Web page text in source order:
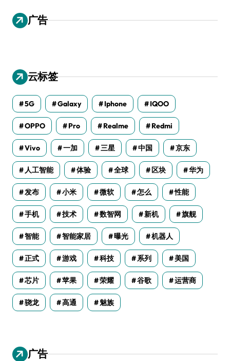
广告
云标签
5G Galaxy Iphone IQOO
OPPO Pro Realme Redmi
Vivo 一加 三星 中国 京东
人工智能 体验 全球 区块 华为
发布 小米 微软 怎么 性能
手机 技术 数智网 新机 旗舰
智能 智能家居 曝光 机器人
正式 游戏 科技 系列 美国
芯片 苹果 荣耀 谷歌 运营商
骁龙 高通 魅族
广告